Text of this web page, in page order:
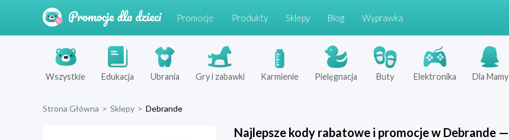
Promocje Produkty Sklepy Blog Wyprawka
Wszystkie Edukacja Ubrania Gry i zabawki Karmienie Pielęgnacja Buty Elektronika Dla Mamy
Strona Główna > Sklepy > Debrande
Najlepsze kody rabatowe i promocje w Debrande—